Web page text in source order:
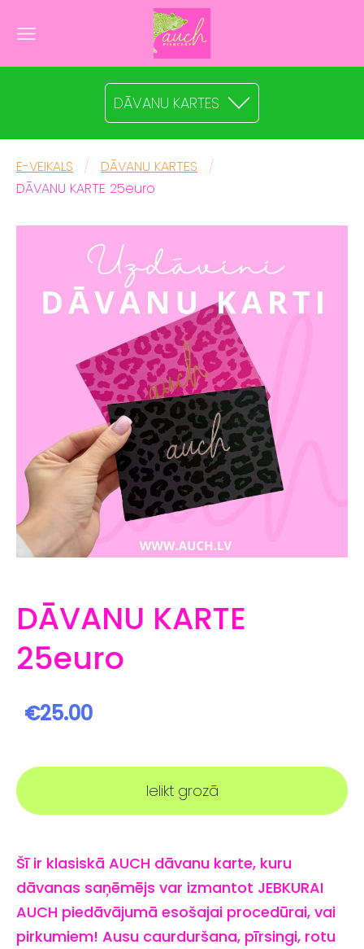
DĀVANU KARTES
E-VEIKALS
DĀVANU KARTES
DĀVANU KARTE 25euro
DĀVANU KARTE
25euro
€25.00
Ielikt grozā
Šī ir klasiskā AUCH dāvanu karte, kuru
dāvanas saņēmējs var izmantot JEBKURAI
AUCH piedāvājumā esošajai procedūrai, vai
pirkumiem! Ausu caurduršana, pīrsingi, rotu